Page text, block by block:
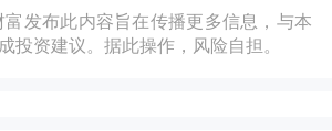
整实施时间为每年3月、6
富发布此内容旨在传播更多信息，与本
投资建议。据此操作，风险自担。